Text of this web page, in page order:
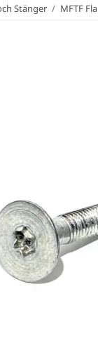
Stänger / MFTF